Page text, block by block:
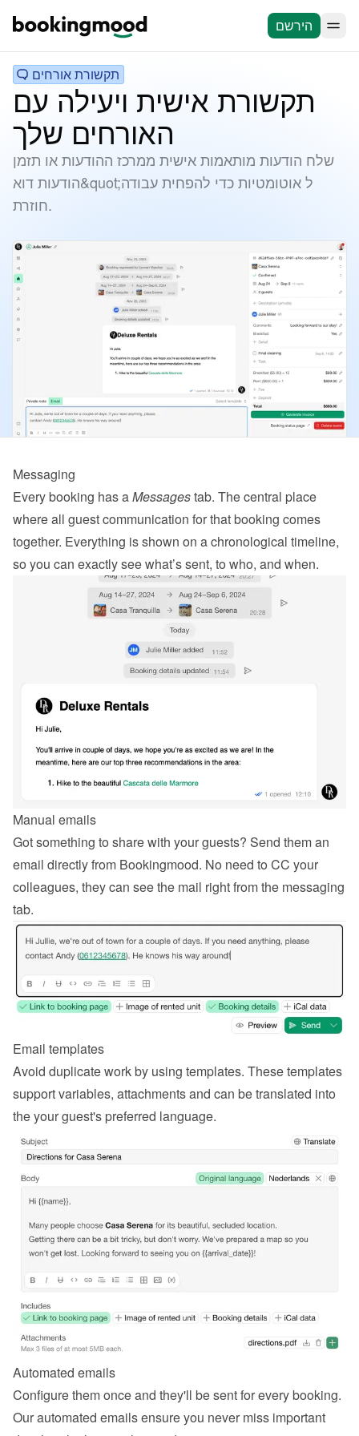
הירשם
תקשורת אורחים
תקשורת אישית ויעילה עם
האורחים שלך
שלח הודעות מותאמות אישית ממרכז ההודעות או תזמן
הודעות דוא&quot;ל אוטומטיות כדי להפחית עבודה
חוזרת.
Messaging
Every booking has a Messages tab. The central place
where all guest communication for that booking comes
together. Everything is shown on a chronological timeline,
so you can exactly see what’s sent, to who, and when.
Manual emails
Got something to share with your guests? Send them an
email directly from Bookingmood. No need to CC your
colleagues, they can see the mail right from the messaging
tab.
Email templates
Avoid duplicate work by using templates. These templates
support variables, attachments and can be translated into
the your guest's preferred language.
Automated emails
Configure them once and they'll be sent for every booking.
Our automated emails ensure you never miss important